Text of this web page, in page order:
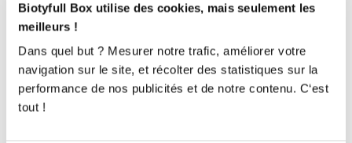
Biotyfull Box utilise des cookies, mais seulement les
meilleurs !
Dans quel but ? Mesurer notre trafic, améliorer votre
navigation sur le site, et récolter des statistiques sur la
performance de nos publicités et de notre contenu. C‘est
tout !